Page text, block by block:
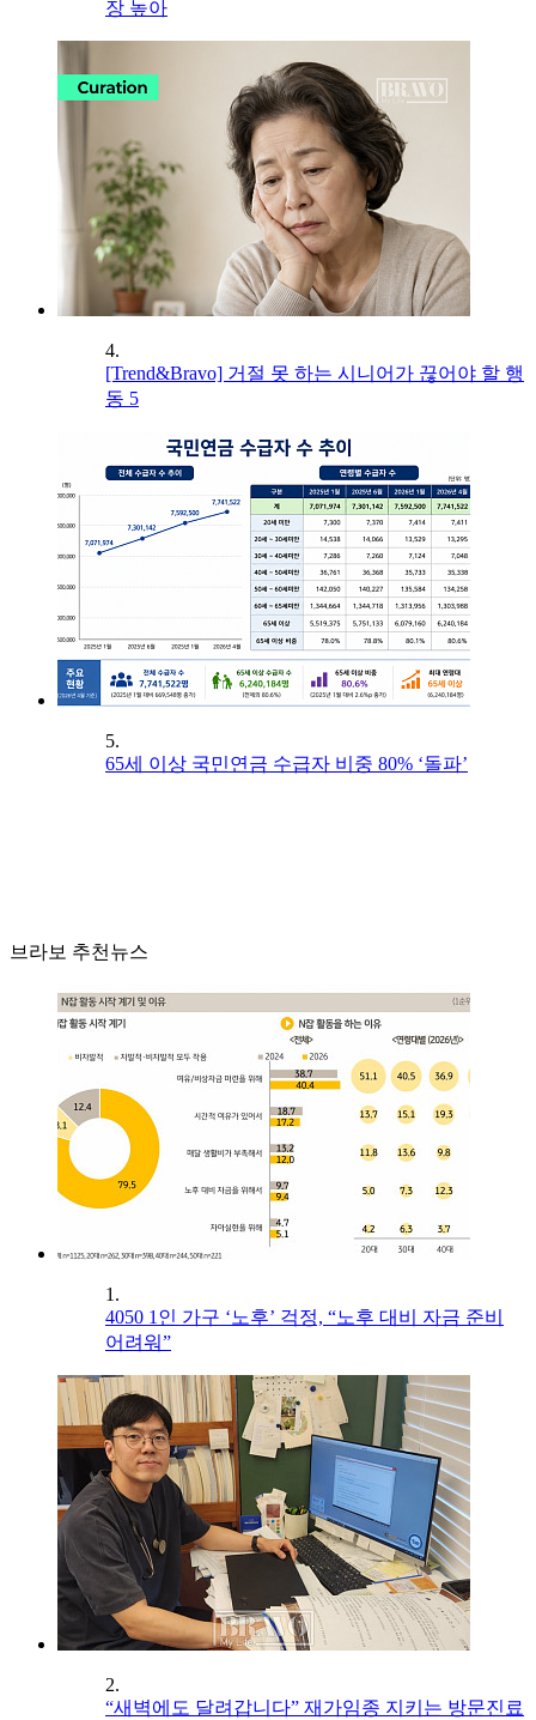
장 높아
4.
[Trend&Bravo] 거절 못 하는 시니어가 끊어야 할 행
동 5
5.
65세 이상 국민연금 수급자 비중 80% ‘돌파’
브라보 추천뉴스
1.
4050 1인 가구 ‘노후’ 걱정, “노후 대비 자금 준비
어려워”
2.
“새벽에도 달려갑니다” 재가임종 지키는 방문진료